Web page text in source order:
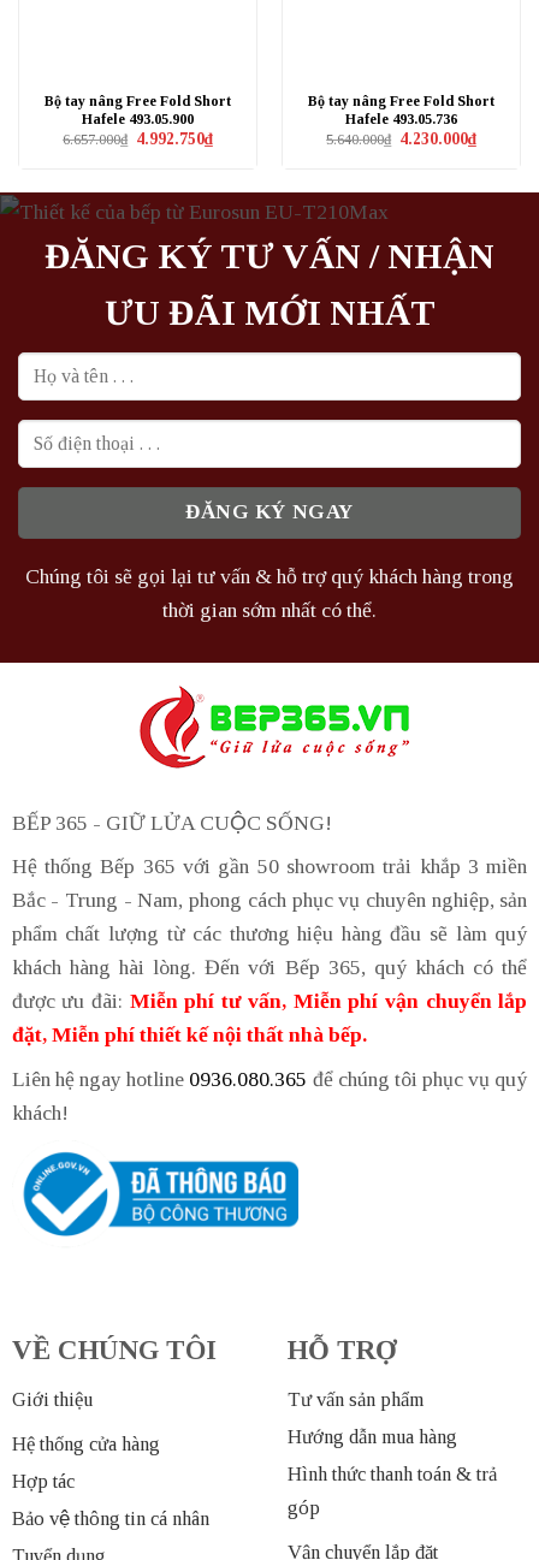
Bộ tay nâng Free Fold Short
Hafele 493.05.900
6.657.000₫ Giá
4.992.750₫Giá
hiện
4.992.750₫.
Bộ tay nâng Free Fold Short
Hafele 493.05.736
5.640.000₫ Giá
4.230.000₫Giá
hiện
ĐĂNG KÝ TƯ VẤN / NHẬN
ƯU ĐÃI MỚI NHẤT
Chúng tôi sẽ gọi lại tư vấn & hỗ trợ quý khách hàng trong
thời gian sớm nhất có thể.
BẾP 365 - GIỮ LỬA CUỘC SỐNG!
Hệ thống Bếp 365 với gần 50 showroom trải khắp 3 miền
Bắc - Trung - Nam, phong cách phục vụ chuyên nghiệp, sản
phẩm chất lượng từ các thương hiệu hàng đầu sẽ làm quý
khách hàng hài lòng. Đến với Bếp 365, quý khách có thể
được ưu đãi: Miễn phí tư vấn, Miễn phí vận chuyển lắp
đặt, Miễn phí thiết kế nội thất nhà bếp.
Liên hệ ngay hotline 0936.080.365 để chúng tôi phục vụ quý
khách!
VỀ CHÚNG TÔI
Giới thiệu
Hệ thống cửa hàng
Hợp tác
Bảo vệ thông tin cá nhân
HỖ TRỢ
Tư vấn sản phẩm
Hướng dẫn mua hàng
Hình thức thanh toán & trả
góp
Vận chuyển lắp đặt